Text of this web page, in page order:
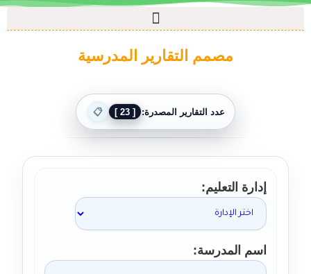
مصمم التقارير المدرسية
عدد التقارير المصدرة: [ 23 ]
📋
إدارة التعليم
اسم المدرسة